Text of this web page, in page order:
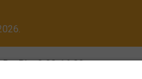
Po-Pia: 8:00-16:00